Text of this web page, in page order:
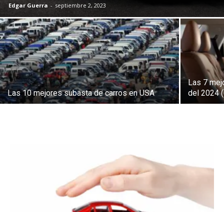
Edgar Guerra - septiembre 2, 2023
Las 10 mejores subasta de carros en USA
Las 7
del 2024